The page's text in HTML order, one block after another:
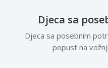
Djeca sa
Djeca sa posebnim
popust na